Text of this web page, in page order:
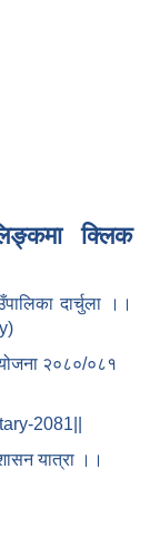
क्लिक
दार्चुला ।।
२०८०/०८१
2081||
यात्रा ।।